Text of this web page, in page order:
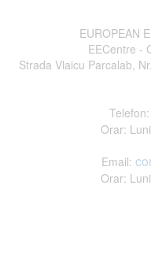
EUROPEAN
EECentre -
Strada Vlaicu Parcalab,
Telefon:
Orar:
Email:
Orar: